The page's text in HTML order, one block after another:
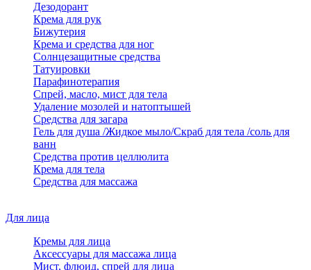
Дезодорант
Крема для рук
Бижутерия
Крема и средства для ног
Солнцезащитные средства
Татуировки
Парафинотерапия
Спрей, масло, мист для тела
Удаление мозолей и натоптышей
Средства для загара
Гель для душа /Жидкое мыло/Скраб для тела /соль для
ванн
Средства против целлюлита
Крема для тела
Средства для массажа
Для лица
Кремы для лица
Аксессуары для массажа лица
Мист, флюид, спрей для лица